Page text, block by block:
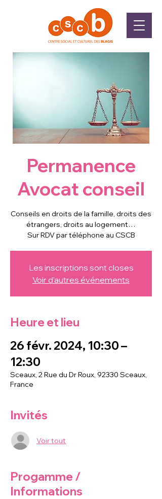
Permanence
Avocat conseil
Conseils en droits de la famille, droits des
étrangers, droits au logement…
Les inscriptions sont closes
Voir d'autres événements
Heure et lieu
26 févr. 2024, 10:30 –
12:30
Sceaux, 2 Rue du Dr Roux, 92330 Sceaux,
France
Invités
Voir tout
Progamme /
Informations